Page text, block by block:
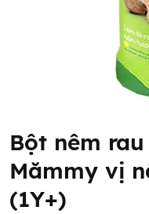
Bột nêm
Mămmy vị
(1Y+)